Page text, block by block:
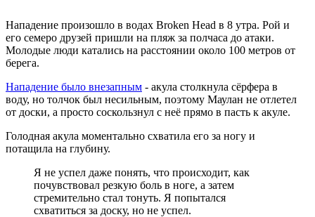
Нападение произошло в водах Broken Head в 8 утра. Рой и
его семеро друзей пришли на пляж за полчаса до атаки.
Молодые люди катались на расстоянии около 100 метров от
берега.
Нападение было внезапным - акула столкнула сёрфера в
воду, но толчок был несильным, поэтому Маулан не отлетел
от доски, а просто соскользнул с неё прямо в пасть к акуле.
Голодная акула моментально схватила его за ногу и
потащила на глубину.
Я не успел даже понять, что происходит, как
почувствовал резкую боль в ноге, а затем
стремительно стал тонуть. Я попытался
схватиться за доску, но не успел.